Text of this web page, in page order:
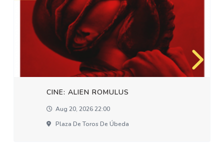
CINE: ALIEN ROMULUS
Aug 20, 2026 22:00
Plaza De Toros De Úbeda